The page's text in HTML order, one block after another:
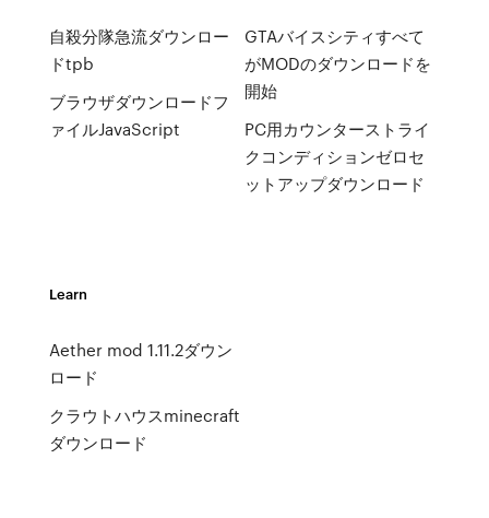
自殺分隊急流ダウンロー
ドtpb
ブラウザダウンロードフ
ァイルJavaScript
GTAバイスシティすべて
がMODのダウンロードを
開始
PC用カウンターストライ
クコンディションゼロセ
ットアップダウンロード
Learn
Aether mod 1.11.2ダウン
ロード
クラウトハウスminecraft
ダウンロード